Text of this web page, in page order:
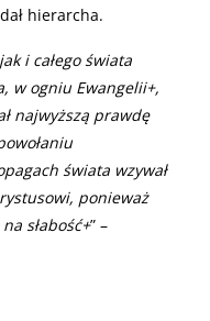
hierarcha.
i całego świata
w ogniu Ewangelii+,
najwyższą prawdę
świata wzywał
ponieważ
słabość+” –